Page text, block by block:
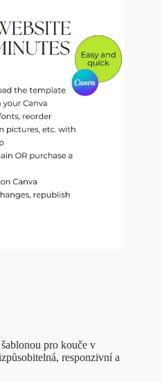
pro kouče v
responzivní a